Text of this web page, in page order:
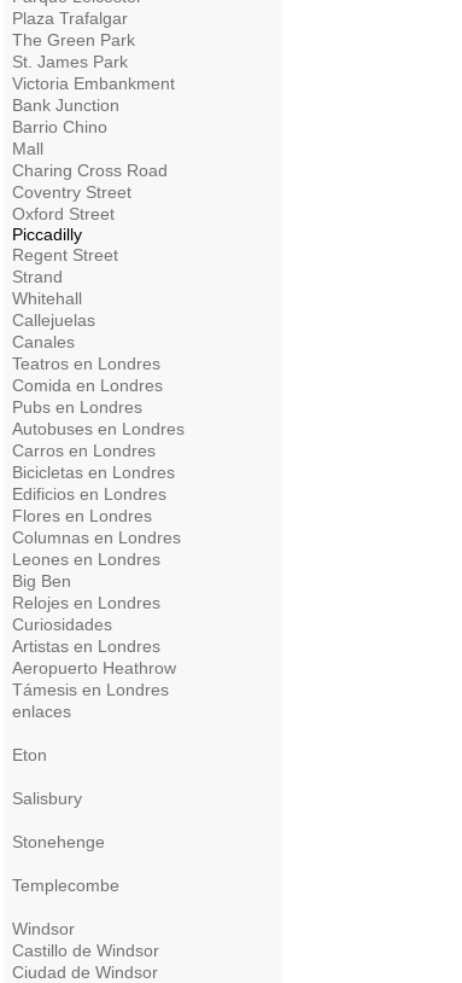
Plaza Trafalgar
The Green Park
St. James Park
Victoria Embankment
Bank Junction
Barrio Chino
Mall
Charing Cross Road
Coventry Street
Oxford Street
Piccadilly
Regent Street
Strand
Whitehall
Callejuelas
Canales
Teatros en Londres
Comida en Londres
Pubs en Londres
Autobuses en Londres
Carros en Londres
Bicicletas en Londres
Edificios en Londres
Flores en Londres
Columnas en Londres
Leones en Londres
Big Ben
Relojes en Londres
Curiosidades
Artistas en Londres
Aeropuerto Heathrow
Támesis en Londres
enlaces
Eton
Salisbury
Stonehenge
Templecombe
Windsor
Castillo de Windsor
Ciudad de Windsor